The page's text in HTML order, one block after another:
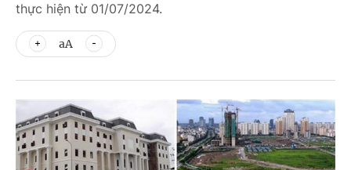
thực hiện từ 01/07/2024.
aA